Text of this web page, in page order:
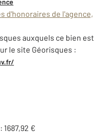
d'honoraires de l'agence,
auxquels ce bien est
le site Géorisques :
€